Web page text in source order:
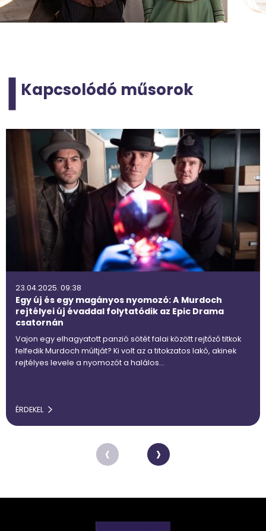
Kapcsolódó műsorok
23.04.2025. 09:38
Egy új és egy magányos nyomozó: A Murdoch
rejtélyei új évaddal folytatódik az Epic Drama
csatornán
Vajon egy elhagyatott panzió sötét falai között rejtőző titkok
felfedik Murdoch múltját? Ki volt az a titokzatos lakó, akinek
rejtélyes levele a nyomozót a halálos…
ÉRDEKEL
‹ ›